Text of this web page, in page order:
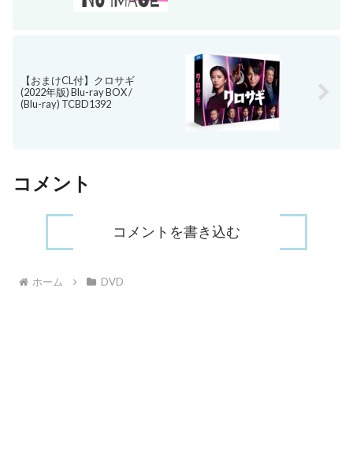
【おまけCL付】クロサギ
(2022年版) Blu-ray BOX /
(Blu-ray) TCBD1392
コメント
コメントを書き込む
ホーム DVD